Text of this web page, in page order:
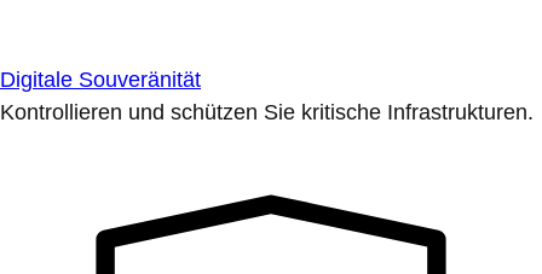
Digitale Souveränität
Kontrollieren und schützen Sie kritische Infrastrukturen.